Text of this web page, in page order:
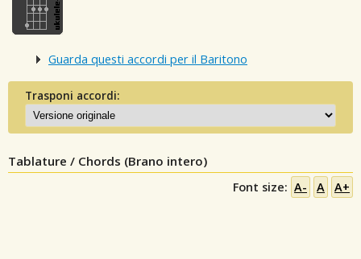
Guarda questi accordi per il Baritono
Trasponi accordi:
Tablature / Chords (Brano intero)
Font size: A- A A+